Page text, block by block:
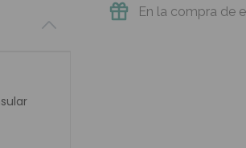
En la compra de